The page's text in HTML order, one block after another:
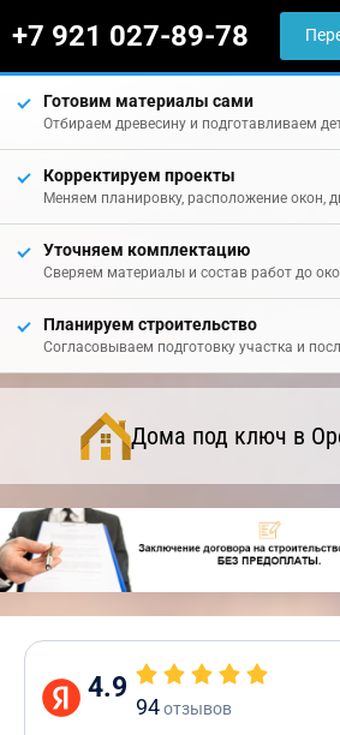
+7 921 027-89-78
Готовим материалы сами
Отбираем древесину и подготавливаем
Корректируем проекты
Меняем планировку, расположение окон,
Уточняем комплектацию
Сверяем материалы и состав работ до
Планируем строительство
Согласовываем подготовку участка и
Дома под ключ в
4.9
94отзывов